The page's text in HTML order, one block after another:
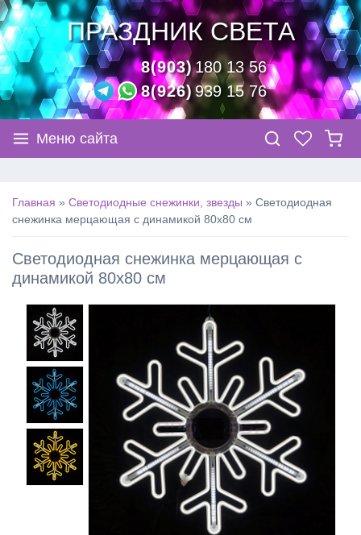
ПРАЗДНИК СВЕТА
8(903)180 13 56
8(926)939 15 76
Меню сайта
Главная » Светодиодные снежинки, звезды » Светодиодная
снежинка мерцающая с динамикой 80х80 см
Светодиодная снежинка мерцающая с
динамикой 80х80 см